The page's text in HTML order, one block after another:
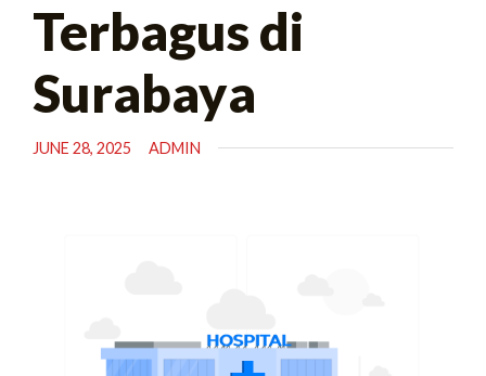
Terbagus di
Surabaya
JUNE 28, 2025 ADMIN